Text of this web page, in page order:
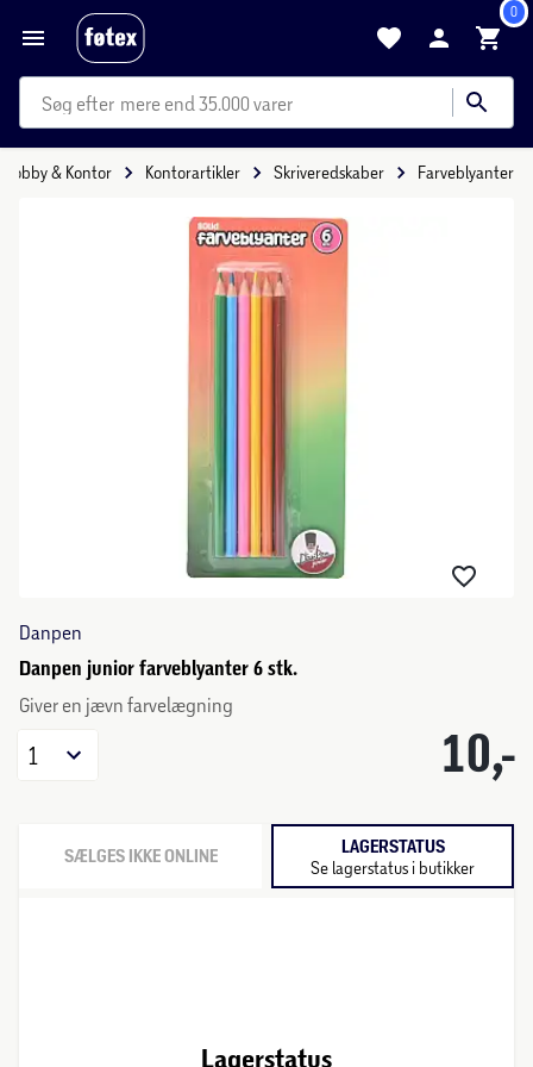
0
mere end 35.000 varer
Hobby & Kontor Kontorartikler Skriveredskaber Farveblyanter
Danpen
Danpen junior farveblyanter 6 stk.
Giver en jævn farvelægning
10,-
1
SÆLGES IKKE ONLINE LAGERSTATUS
Se lagerstatus i butikker
Lagerstatus